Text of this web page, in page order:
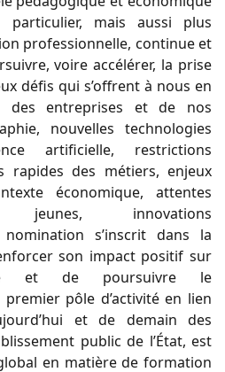
particulier, mais aussi plus
professionnelle, continue et
voire accélérer, la prise
défis qui s’offrent à nous en
des entreprises et de nos
nouvelles technologies
artificielle, restrictions
rapides des métiers, enjeux
économique, attentes
innovations
s’inscrit dans la
son impact positif sur
et de poursuivre le
pôle d’activité en lien
et de demain des
public de l’État, est
en matière de formation